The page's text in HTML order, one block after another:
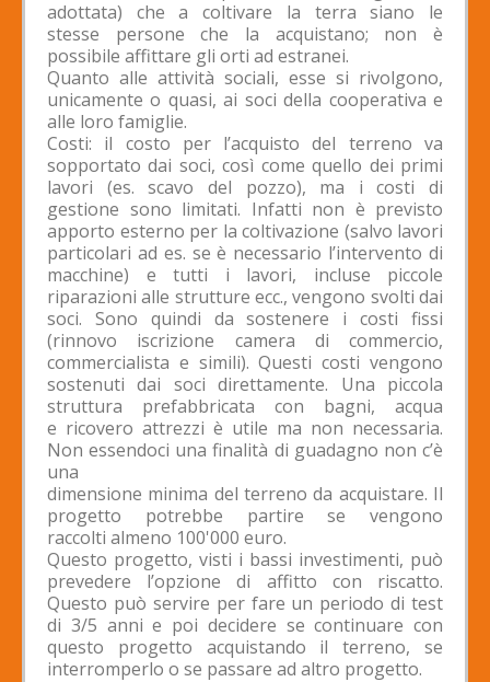
adottata) che a coltivare la terra siano le
stesse persone che la acquistano; non è
possibile affittare gli orti ad estranei.
Quanto alle attività sociali, esse si rivolgono,
unicamente o quasi, ai soci della cooperativa e
alle loro famiglie.
Costi: il costo per l’acquisto del terreno va
sopportato dai soci, così come quello dei primi
lavori (es. scavo del pozzo), ma i costi di
gestione sono limitati. Infatti non è previsto
apporto esterno per la coltivazione (salvo lavori
particolari ad es. se è necessario l’intervento di
macchine) e tutti i lavori, incluse piccole
riparazioni alle strutture ecc., vengono svolti dai
soci. Sono quindi da sostenere i costi fissi
(rinnovo iscrizione camera di commercio,
commercialista e simili). Questi costi vengono
sostenuti dai soci direttamente. Una piccola
struttura prefabbricata con bagni, acqua
e ricovero attrezzi è utile ma non necessaria.
Non essendoci una finalità di guadagno non c’è
una
dimensione minima del terreno da acquistare. Il
progetto potrebbe partire se vengono
raccolti almeno 100'000 euro.
Questo progetto, visti i bassi investimenti, può
prevedere l’opzione di affitto con riscatto.
Questo può servire per fare un periodo di test
di 3/5 anni e poi decidere se continuare con
questo progetto acquistando il terreno, se
interromperlo o se passare ad altro progetto.